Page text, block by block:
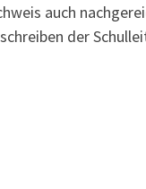
auch
der